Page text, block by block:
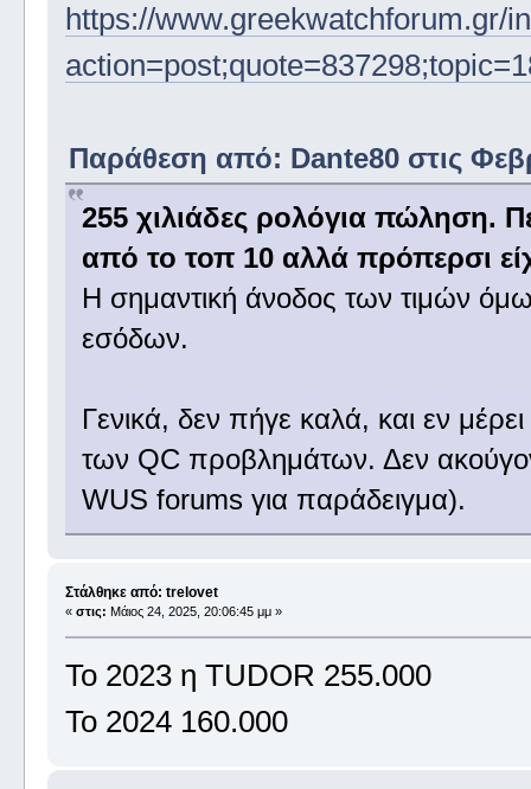
https://www.greekwatchforum.gr/
Παράθεση από: Dante80 στις
255 χιλιάδες ρολόγια πώληση.
από το τοπ 10 αλλά πρόπερσι
H σημαντική άνοδος των τιμών
εσόδων.
Γενικά, δεν πήγε καλά, και εν
των QC προβλημάτων. Δεν
WUS forums για παράδειγμα).
Στάλθηκε από: trelovet
« στις: Μάιος 24, 2025, 20:06:45 μμ »
To 2023 η TUDOR 255.000
To 2024 160.000